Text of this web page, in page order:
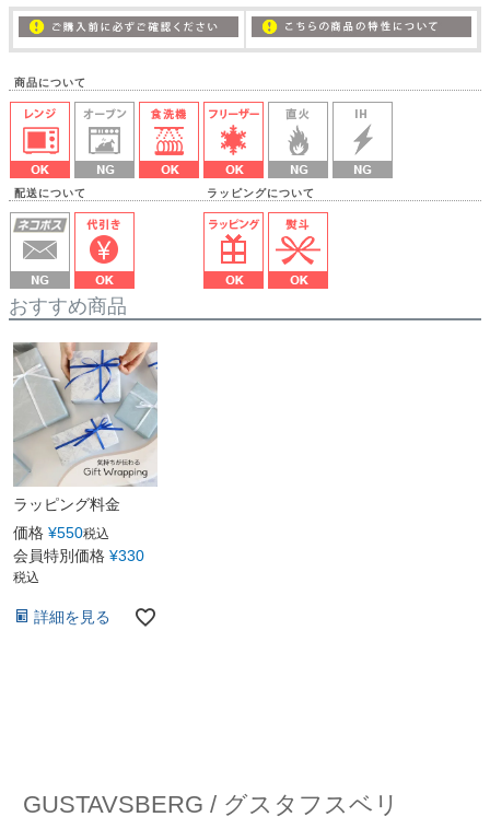
商品について
配送について ラッピングについて
おすすめ商品
ラッピング料金
価格 ¥550税込
会員特別価格 ¥330
税込
詳細を見る